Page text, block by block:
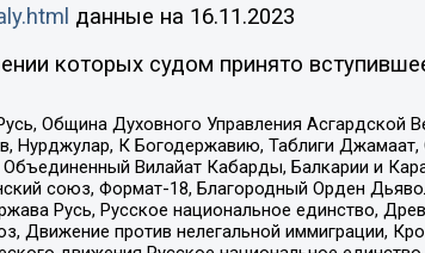
данные на 16.11.2023
которых судом принято
Община Духовного Управления Асгардской
Нурджулар, К Богодержавию, Таблиги Джамаат,
Вилайат Кабарды, Балкарии и
союз, Формат-18, Благородный Орден
Русь, Русское национальное единство,
Движение против нелегальной иммиграции,